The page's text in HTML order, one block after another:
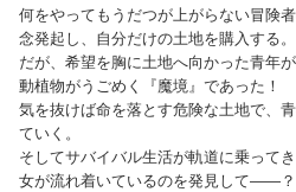
何をやってもうだつが上がらない冒険
念発起し、自分だけの土地を購入する。
だが、希望を胸に土地へ向かった青年
動植物がうごめく『魔境』であった！
気を抜けば命を落とす危険な土地で、
ていく。
そしてサバイバル生活が軌道に乗って
女が流れ着いているのを発見して――？